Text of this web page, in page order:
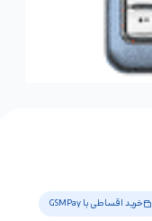
خرید اقساطی با GSMPay